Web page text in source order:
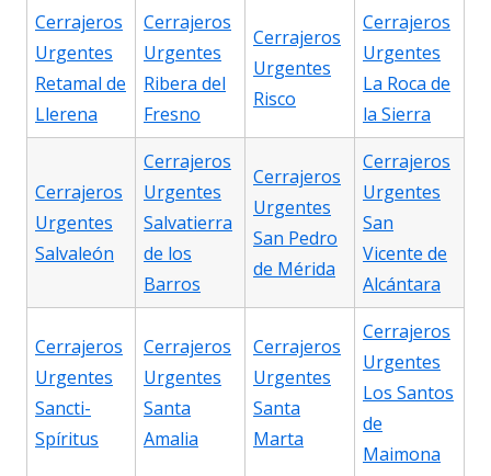
Cerrajeros
Urgentes
Retamal de
Llerena
Cerrajeros
Urgentes
Ribera del
Fresno
Cerrajeros
Urgentes
Risco
Cerrajeros
Urgentes
La Roca de
la Sierra
Cerrajeros
Urgentes
Salvaleón
Cerrajeros
Urgentes
Salvatierra
de los
Barros
Cerrajeros
Urgentes
San Pedro
de Mérida
Cerrajeros
Urgentes
San
Vicente de
Alcántara
Cerrajeros
Urgentes
Sancti-
Spíritus
Cerrajeros
Urgentes
Santa
Amalia
Cerrajeros
Urgentes
Santa
Marta
Cerrajeros
Urgentes
Los Santos
de
Maimona